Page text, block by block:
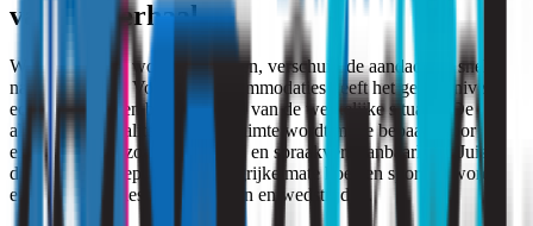
van het verhaal
Wanneer geluid wordt besproken, verschuift de aandacht al snel
naar decibellen. Voor sportaccommodaties geeft het geluidsniveau
echter slechts een beperkt beeld van de werkelijke situatie. De
akoestische kwaliteit van een ruimte wordt mede bepaald door
eigenschappen zoals nagalmtijd en spraakverstaanbaarheid. Juist
deze factoren bepalen in belangrijke mate hoe een sporthal wordt
ervaren tijdens lessen, trainingen en wedstrijden.